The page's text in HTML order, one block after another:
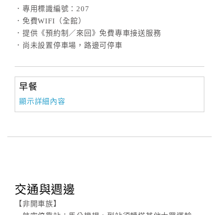
．專用標識編號：207
．免費WIFI（全館）
．提供《預約制／來回》免費專車接送服務
．尚未設置停車場，路邊可停車
早餐
顯示詳細內容
交通與週邊
【非開車族】